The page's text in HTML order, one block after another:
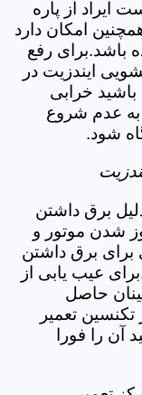
از پاره
امکان دارد
باشد.برای رفع
ایندزیت در
باشید خرابی
به عدم شروع
شود.
برق داشتن
شدن موتور و
برای برق داشتن
عیب یابی از
حاصل
تعمیر
آن را فورا